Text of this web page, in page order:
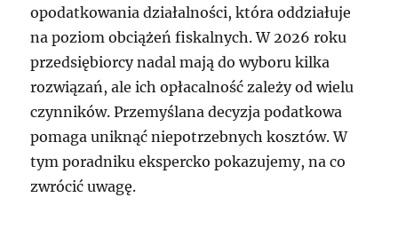
opodatkowania działalności, która oddziałuje
na poziom obciążeń fiskalnych. W 2026 roku
przedsiębiorcy nadal mają do wyboru kilka
rozwiązań, ale ich opłacalność zależy od wielu
czynników. Przemyślana decyzja podatkowa
pomaga uniknąć niepotrzebnych kosztów. W
tym poradniku ekspercko pokazujemy, na co
zwrócić uwagę.